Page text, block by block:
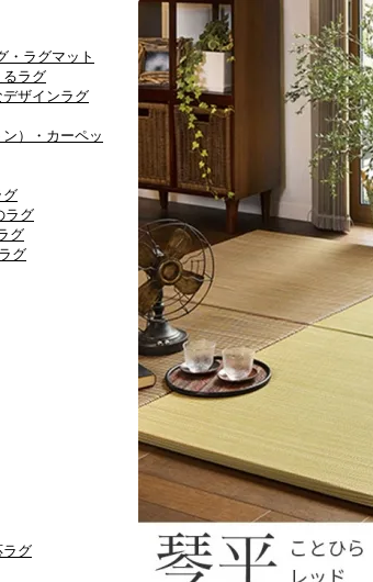
・ラグマット
るラグ
ザインラグ
）・カーペッ
グ
ラグ
グ
グ
ラグ